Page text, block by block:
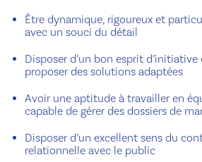
Être dynamique, rigoureux et
avec un souci du détail
Disposer d’un bon esprit
proposer des solutions adaptées
Avoir une aptitude à travailler en
capable de gérer des dossiers de
Disposer d’un excellent sens du
relationnelle avec le public